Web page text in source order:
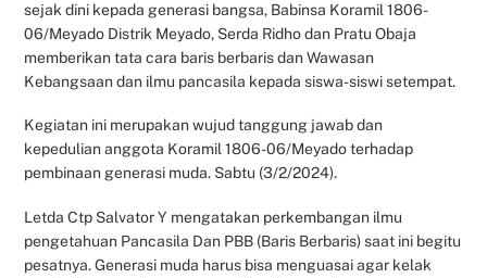
sejak dini kepada generasi bangsa, Babinsa Koramil 1806-
06/Meyado Distrik Meyado, Serda Ridho dan Pratu Obaja
memberikan tata cara baris berbaris dan Wawasan
Kebangsaan dan ilmu pancasila kepada siswa-siswi setempat.
Kegiatan ini merupakan wujud tanggung jawab dan
kepedulian anggota Koramil 1806-06/Meyado terhadap
pembinaan generasi muda. Sabtu (3/2/2024).
Letda Ctp Salvator Y mengatakan perkembangan ilmu
pengetahuan Pancasila Dan PBB (Baris Berbaris) saat ini begitu
pesatnya. Generasi muda harus bisa menguasai agar kelak